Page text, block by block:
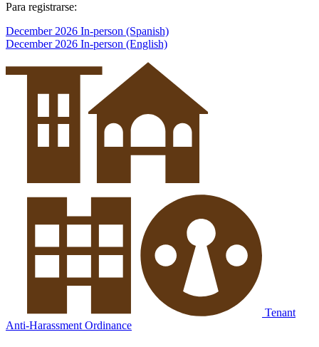
Para registrarse:
December 2026 In-person (Spanish)
December 2026 In-person (English)
Tenant
Anti-Harassment Ordinance